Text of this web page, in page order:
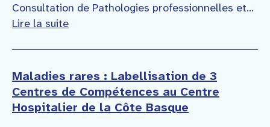
Consultation de Pathologies professionnelles et...
Lire la suite
Maladies rares : Labellisation de 3
Centres de Compétences au Centre
Hospitalier de la Côte Basque